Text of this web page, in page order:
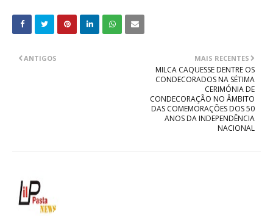
MAIS RECENTES
MILCA CAQUESSE DENTRE OS
CONDECORADOS NA SÉTIMA
CERIMÓNIA DE
CONDECORAÇÃO NO ÂMBITO
DAS COMEMORAÇÕES DOS 50
ANOS DA INDEPENDÊNCIA
NACIONAL
ANTIGOS